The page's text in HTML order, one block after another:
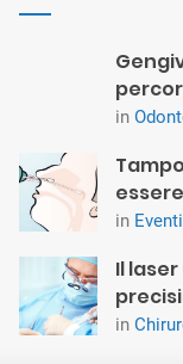
in
in Eventi
Il
in